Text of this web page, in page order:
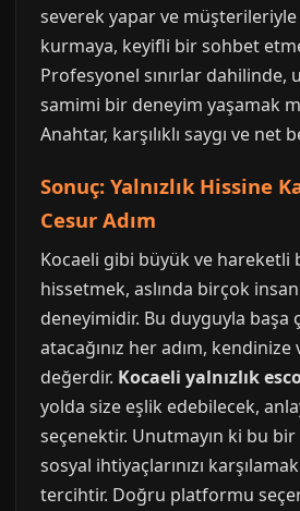
severek yapar ve
kurmaya, keyifli bir sohbet
Profesyonel sınırlar dahilinde,
samimi bir deneyim yaşamak
Anahtar, karşılıklı saygı ve net
Sonuç: Yalnızlık Hissine
Cesur Adım
Kocaeli gibi büyük ve hareketli
hissetmek, aslında birçok
deneyimidir. Bu duyguyla başa
atacağınız her adım,
değerdir. Kocaeli yalnızlık
yolda size eşlik edebilecek,
seçenektir. Unutmayın ki bu bir
sosyal ihtiyaçlarınızı
tercihtir. Doğru platformu